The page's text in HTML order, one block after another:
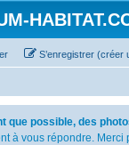
S’enregistrer (créer
que possible, des
à vous répondre. Merci